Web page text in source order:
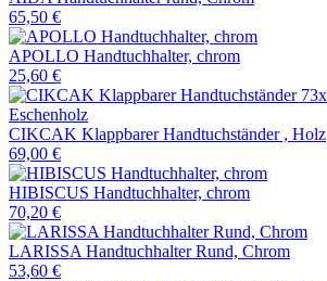
65,50 €
APOLLO Handtuchhalter, chrom
25,60 €
CIKCAK Klappbarer Handtuchständer , Holz
69,00 €
HIBISCUS Handtuchhalter, chrom
70,20 €
LARISSA Handtuchhalter Rund, Chrom
53,60 €